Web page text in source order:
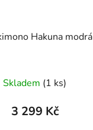
Hakuna modrá
Skladem (1 ks)
3 299 Kč